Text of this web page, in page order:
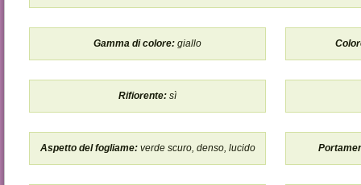
Gamma di colore: giallo
Rifiorente: sì
Aspetto del fogliame:verde scuro, denso, lucido